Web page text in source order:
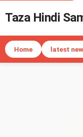
Taza Hindi
Home latest